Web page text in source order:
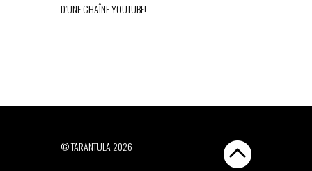
D’UNE CHAÎNE YOUTUBE!
© TARANTULA 2026